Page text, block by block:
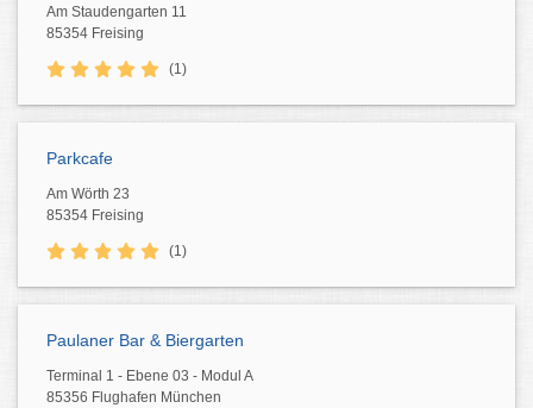
Am Staudengarten 11
85354 Freising
(1)
Parkcafe
Am Wörth 23
85354 Freising
(1)
Paulaner Bar & Biergarten
Terminal 1 - Ebene 03 - Modul A
85356 Flughafen München